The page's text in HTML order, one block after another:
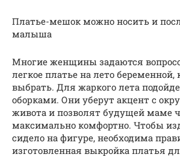
Платье-мешок можно носить и
малыша
Многие женщины задаются
легкое платье на лето беременной,
выбрать. Для жаркого лета
оборками. Они уберут акцент с
живота и позволят будущей маме
максимально комфортно. Чтобы
сидело на фигуре, необходима
изготовленная выкройка платья